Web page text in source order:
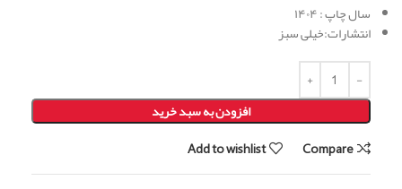
سال چاپ : ۱۴۰۴
انتشارات:خیلی سبز
افزودن به سبد خرید
Compare
Add to wishlist